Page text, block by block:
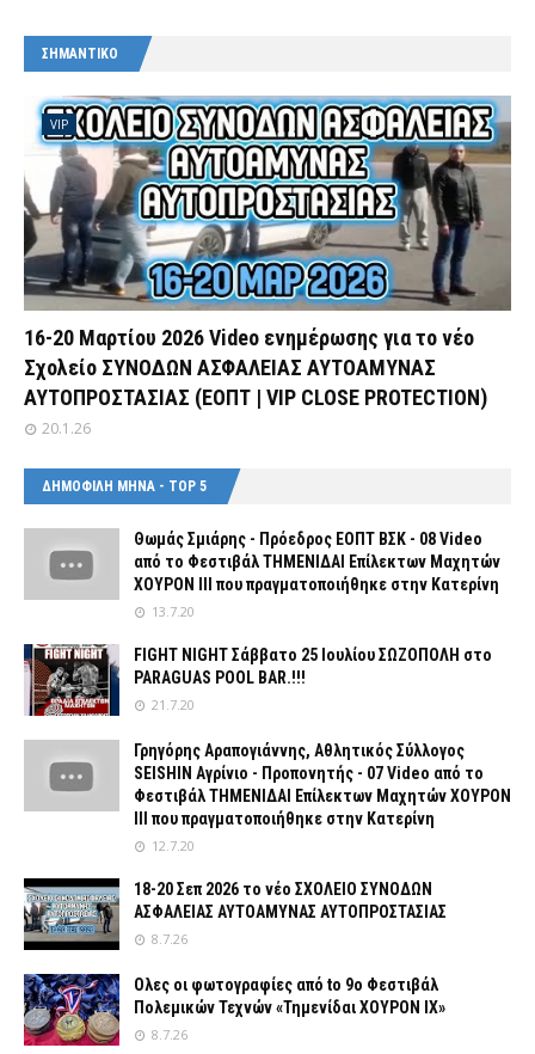
ΣΗΜΑΝΤΙΚΟ
VIP
16-20 Μαρτίου 2026 Video ενημέρωσης για το νέο
Σχολείο ΣΥΝΟΔΩΝ ΑΣΦΑΛΕΙΑΣ ΑΥΤΟΑΜΥΝΑΣ
ΑΥΤΟΠΡΟΣΤΑΣΙΑΣ (ΕΟΠΤ | VIP CLOSE PROTECTION)
20.1.26
ΔΗΜΟΦΙΛΗ ΜΗΝΑ - TOP 5
Θωμάς Σμιάρης - Πρόεδρος ΕΟΠΤ ΒΣΚ - 08 Video
από το Φεστιβάλ ΤΗΜΕΝΙΔΑΙ Επίλεκτων Μαχητών
ΧΟΥΡΟΝ ΙΙΙ που πραγματοποιήθηκε στην Κατερίνη
13.7.20
FIGHT NIGHT Σάββατο 25 Ιουλίου ΣΩΖΟΠΟΛΗ στο
PARAGUAS POOL BAR.!!!
21.7.20
Γρηγόρης Αραπογιάννης, Αθλητικός Σύλλογος
SEISHIN Αγρίνιο - Προπονητής - 07 Video από το
Φεστιβάλ ΤΗΜΕΝΙΔΑΙ Επίλεκτων Μαχητών ΧΟΥΡΟΝ
ΙΙΙ που πραγματοποιήθηκε στην Κατερίνη
12.7.20
18-20 Σεπ 2026 το νέο ΣΧΟΛΕΙΟ ΣΥΝΟΔΩΝ
ΑΣΦΑΛΕΙΑΣ ΑΥΤΟΑΜΥΝΑΣ ΑΥΤΟΠΡΟΣΤΑΣΙΑΣ
8.7.26
Ολες οι φωτογραφίες από tο 9ο Φεστιβάλ
Πολεμικών Τεχνών «Τημενίδαι ΧΟΥΡΟΝ ΙΧ»
8.7.26